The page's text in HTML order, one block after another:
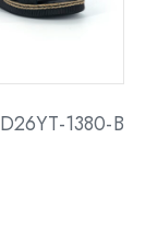
D26YT-1380-B